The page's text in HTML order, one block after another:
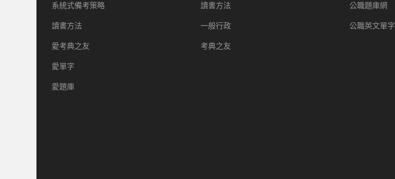
系統式備考策略
讀書方法
愛考典之友
愛單字
愛題庫
讀書方法
一般行政
考典之友
公職題庫網
公職英文單字